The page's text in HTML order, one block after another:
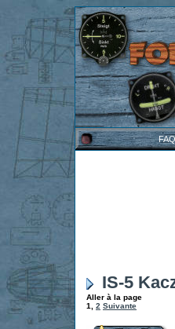
FAQ
IS-5
Aller à la page
1
2 Suivante